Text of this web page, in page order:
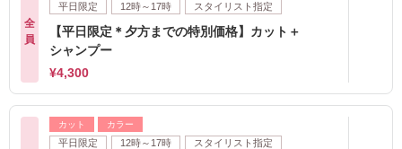
全
員
平日限定 12時～17時 スタイリスト指定
【平日限定＊夕方までの特別価格】カット＋
シャンプー
¥4,300
カット カラー
平日限定 12時～17時 スタイリスト指定